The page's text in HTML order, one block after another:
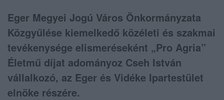
Eger Megyei Jogú Város Önkormányzata
Közgyűlése kiemelkedő közéleti és szakmai
tevékenysége elismeréseként „Pro Agria”
Életmű díjat adományoz Cseh István
vállalkozó, az Eger és Vidéke Ipartestület
elnöke részére.